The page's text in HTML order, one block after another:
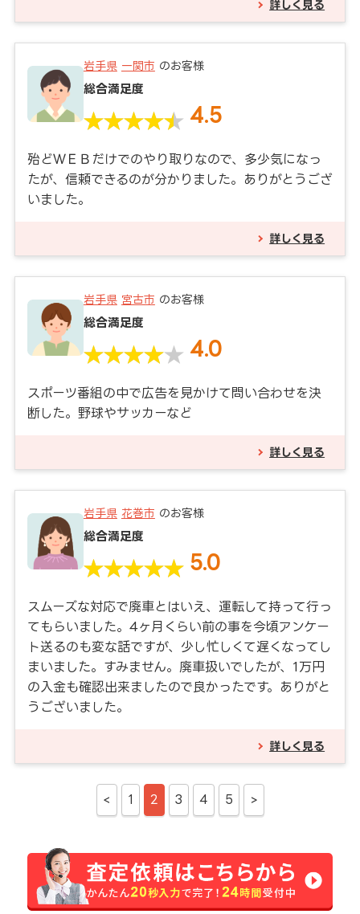
詳しく見る
岩手県 一関市 のお客様
総合満足度
4.5
殆どＷＥＢだけでのやり取りなので、多少気になっ
たが、信頼できるのが分かりました。ありがとうござ
いました。
詳しく見る
岩手県 宮古市 のお客様
総合満足度
4.0
スポーツ番組の中で広告を見かけて問い合わせを決
断した。野球やサッカーなど
詳しく見る
岩手県 花巻市 のお客様
総合満足度
5.0
スムーズな対応で廃車とはいえ、運転して持って行っ
てもらいました。4ヶ月くらい前の事を今頃アンケー
ト送るのも変な話ですが、少し忙しくて遅くなってし
まいました。すみません。廃車扱いでしたが、1万円
の入金も確認出来ましたので良かったです。ありがと
うございました。
詳しく見る
< 1 2 3 4 5 >